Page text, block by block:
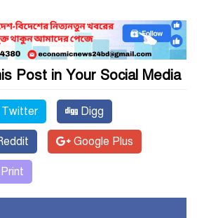
Post in Your Social Media
Twitter Digg
Google Plus
Print